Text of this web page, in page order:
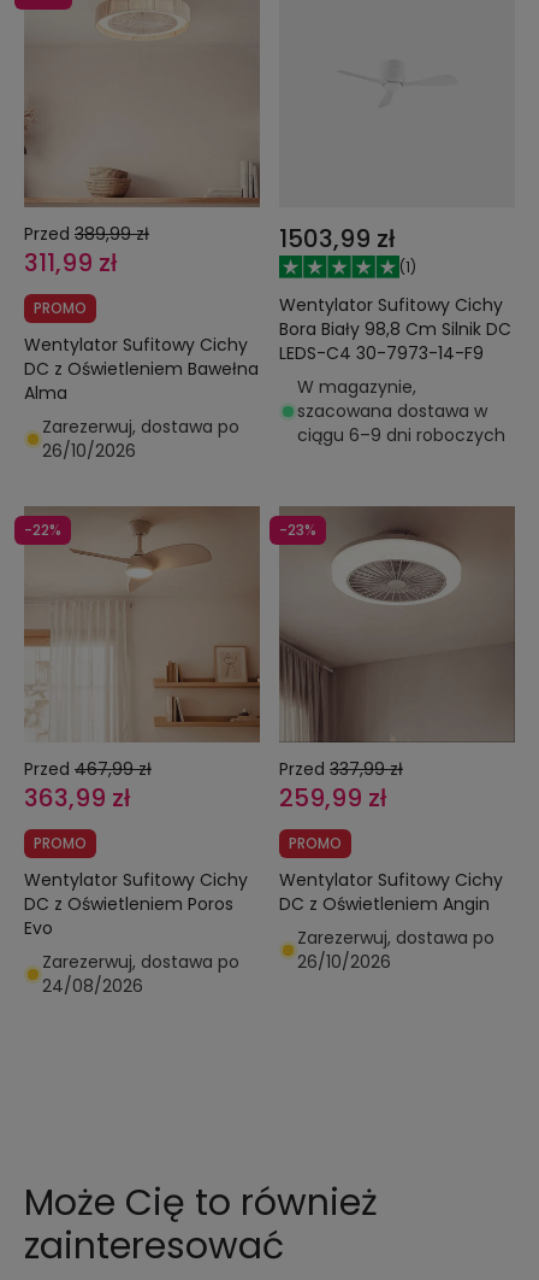
Przed 389,99 zł
311,99 zł
PROMO
Wentylator Sufitowy Cichy
DC z Oświetleniem Bawełna
Alma
Zarezerwuj, dostawa po
26/10/2026
1503,99 zł
(1)
Wentylator Sufitowy Cichy
Bora Biały 98,8 Cm Silnik DC
LEDS-C4 30-7973-14-F9
W magazynie,
szacowana dostawa w
ciągu 6–9 dni roboczych
-22%
Przed 467,99 zł
363,99 zł
PROMO
Wentylator Sufitowy Cichy
DC z Oświetleniem Poros
Evo
Zarezerwuj, dostawa po
24/08/2026
-23%
Przed 337,99 zł
259,99 zł
PROMO
Wentylator Sufitowy Cichy
DC z Oświetleniem Angin
Zarezerwuj, dostawa po
26/10/2026
Może Cię to również
zainteresować